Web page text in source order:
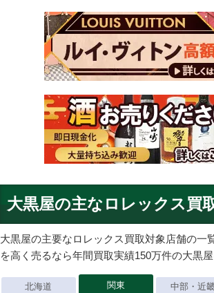
大黒屋の主なロレックス買
大黒屋の主要なロレックス買取対象店舗の一
を高く売るなら年間買取実績150万件の大黒屋
北海道 関東 中部・近